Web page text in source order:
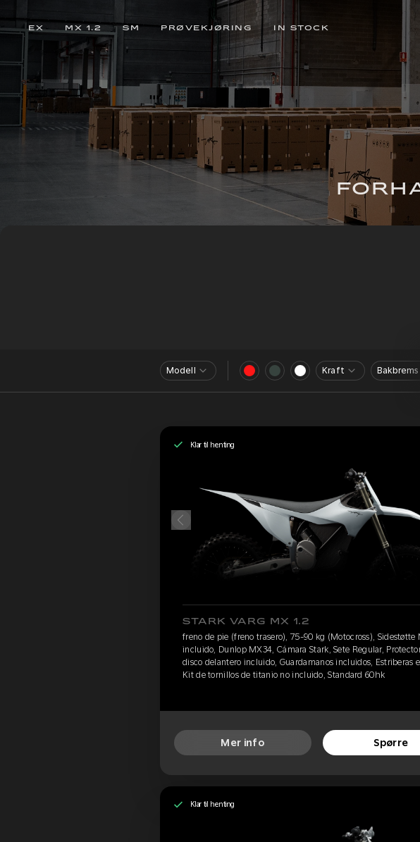
EX MX 1.2 SM PRØVEKJØRING IN STOCK
Modell Kraft Bakbrems
Klar til henting
STARK VARG MX 1.2
freno de pie (freno trasero), 75-90 kg (Motocross), Sidestøtte
incluido, Dunlop MX34, Cámara Stark, Sete Regular,
disco delantero incluido, Guardamanos incluidos, Estriberas
Kit de tornillos de titanio no incluido, Standard 60hk
Mer info Spørre
Klar til henting